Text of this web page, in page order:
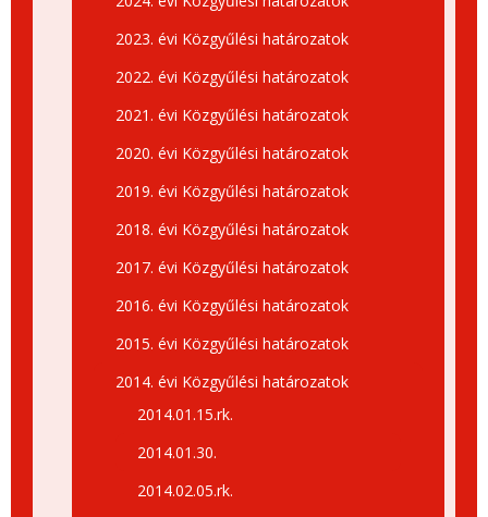
2023. évi Közgyűlési határozatok
2022. évi Közgyűlési határozatok
2021. évi Közgyűlési határozatok
2020. évi Közgyűlési határozatok
2019. évi Közgyűlési határozatok
2018. évi Közgyűlési határozatok
2017. évi Közgyűlési határozatok
2016. évi Közgyűlési határozatok
2015. évi Közgyűlési határozatok
2014. évi Közgyűlési határozatok
2014.01.15.rk.
2014.01.30.
2014.02.05.rk.